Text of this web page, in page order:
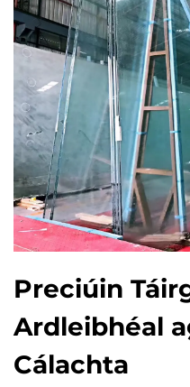
Preciúin
Ardleibhéal
Cálachta